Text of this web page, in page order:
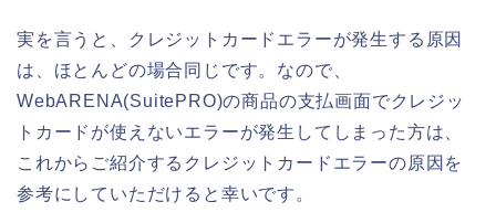
実を言うと、クレジットカードエラーが発生する原因
は、ほとんどの場合同じです。なので、
WebARENA(SuitePRO)の商品の支払画面でクレジッ
トカードが使えないエラーが発生してしまった方は、
これからご紹介するクレジットカードエラーの原因を
参考にしていただけると幸いです。